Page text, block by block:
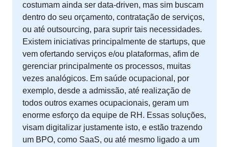
costumam ainda ser data-driven, mas sim buscam
dentro do seu orçamento, contratação de serviços,
ou até outsourcing, para suprir tais necessidades.
Existem iniciativas principalmente de startups, que
vem ofertando serviços e/ou plataformas, afim de
gerenciar principalmente os processos, muitas
vezes analógicos. Em saúde ocupacional, por
exemplo, desde a admissão, até realização de
todos outros exames ocupacionais, geram um
enorme esforço da equipe de RH. Essas soluções,
visam digitalizar justamente isto, e estão trazendo
um BPO, como SaaS, ou até mesmo ligado a um